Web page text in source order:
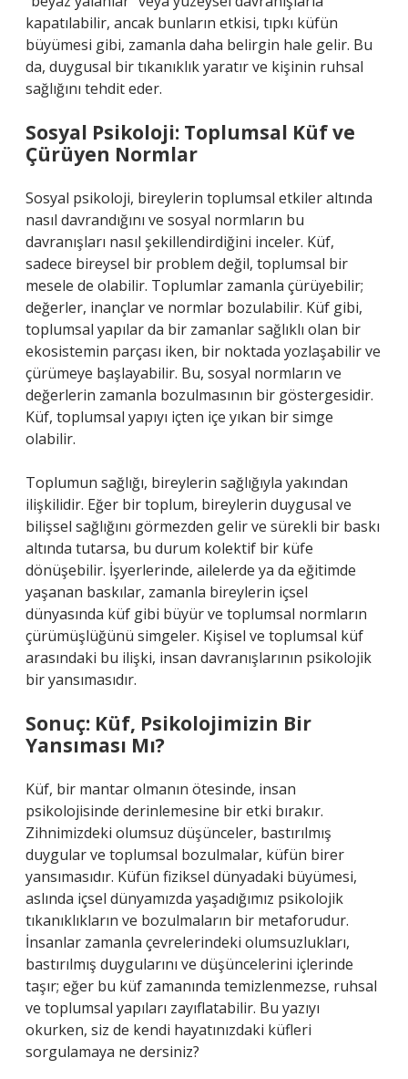
kapatılabilir, ancak bunların etkisi, tıpkı küfün
büyümesi gibi, zamanla daha belirgin hale gelir. Bu
da, duygusal bir tıkanıklık yaratır ve kişinin ruhsal
sağlığını tehdit eder.
Sosyal Psikoloji: Toplumsal Küf ve
Çürüyen Normlar
Sosyal psikoloji, bireylerin toplumsal etkiler altında
nasıl davrandığını ve sosyal normların bu
davranışları nasıl şekillendirdiğini inceler. Küf,
sadece bireysel bir problem değil, toplumsal bir
mesele de olabilir. Toplumlar zamanla çürüyebilir;
değerler, inançlar ve normlar bozulabilir. Küf gibi,
toplumsal yapılar da bir zamanlar sağlıklı olan bir
ekosistemin parçası iken, bir noktada yozlaşabilir ve
çürümeye başlayabilir. Bu, sosyal normların ve
değerlerin zamanla bozulmasının bir göstergesidir.
Küf, toplumsal yapıyı içten içe yıkan bir simge
olabilir.
Toplumun sağlığı, bireylerin sağlığıyla yakından
ilişkilidir. Eğer bir toplum, bireylerin duygusal ve
bilişsel sağlığını görmezden gelir ve sürekli bir baskı
altında tutarsa, bu durum kolektif bir küfe
dönüşebilir. İşyerlerinde, ailelerde ya da eğitimde
yaşanan baskılar, zamanla bireylerin içsel
dünyasında küf gibi büyür ve toplumsal normların
çürümüşlüğünü simgeler. Kişisel ve toplumsal küf
arasındaki bu ilişki, insan davranışlarının psikolojik
bir yansımasıdır.
Sonuç: Küf, Psikolojimizin Bir
Yansıması Mı?
Küf, bir mantar olmanın ötesinde, insan
psikolojisinde derinlemesine bir etki bırakır.
Zihnimizdeki olumsuz düşünceler, bastırılmış
duygular ve toplumsal bozulmalar, küfün birer
yansımasıdır. Küfün fiziksel dünyadaki büyümesi,
aslında içsel dünyamızda yaşadığımız psikolojik
tıkanıklıkların ve bozulmaların bir metaforudur.
İnsanlar zamanla çevrelerindeki olumsuzlukları,
bastırılmış duygularını ve düşüncelerini içlerinde
taşır; eğer bu küf zamanında temizlenmezse, ruhsal
ve toplumsal yapıları zayıflatabilir. Bu yazıyı
okurken, siz de kendi hayatınızdaki küfleri
sorgulamaya ne dersiniz?